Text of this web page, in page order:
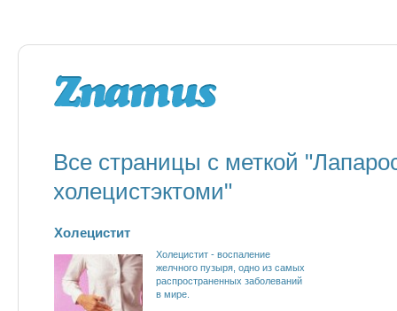
Все страницы с меткой
холецистэктоми"
Холецистит
Холецистит - воспаление
желчного пузыря, одно из самых
распространенных заболеваний
в мире.